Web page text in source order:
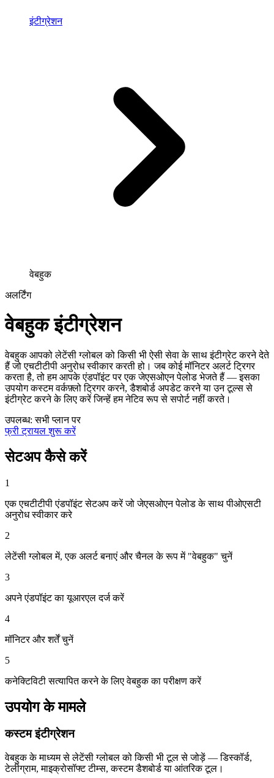
इंटीग्रेशन
वेबहुक
अलर्टिंग
वेबहुक इंटीग्रेशन
वेबहुक आपको लेटेंसी ग्लोबल को किसी भी ऐसी सेवा के साथ इंटीग्रेट करने देते
हैं जो एचटीटीपी अनुरोध स्वीकार करती हो। जब कोई मॉनिटर अलर्ट ट्रिगर
करता है, तो हम आपके एंडपॉइंट पर एक जेएसओएन पेलोड भेजते हैं — इसका
उपयोग कस्टम वर्कफ़्लो ट्रिगर करने, डैशबोर्ड अपडेट करने या उन टूल्स से
इंटीग्रेट करने के लिए करें जिन्हें हम नेटिव रूप से सपोर्ट नहीं करते।
उपलब्ध: सभी प्लान पर
फ्री ट्रायल शुरू करें
सेटअप कैसे करें
1
एक एचटीटीपी एंडपॉइंट सेटअप करें जो जेएसओएन पेलोड के साथ पीओएसटी
अनुरोध स्वीकार करे
2
लेटेंसी ग्लोबल में, एक अलर्ट बनाएं और चैनल के रूप में "वेबहुक" चुनें
3
अपने एंडपॉइंट का यूआरएल दर्ज करें
4
मॉनिटर और शर्तें चुनें
5
कनेक्टिविटी सत्यापित करने के लिए वेबहुक का परीक्षण करें
उपयोग के मामले
कस्टम इंटीग्रेशन
वेबहुक के माध्यम से लेटेंसी ग्लोबल को किसी भी टूल से जोड़ें — डिस्कॉर्ड,
टेलीग्राम, माइक्रोसॉफ्ट टीम्स, कस्टम डैशबोर्ड या आंतरिक टूल।